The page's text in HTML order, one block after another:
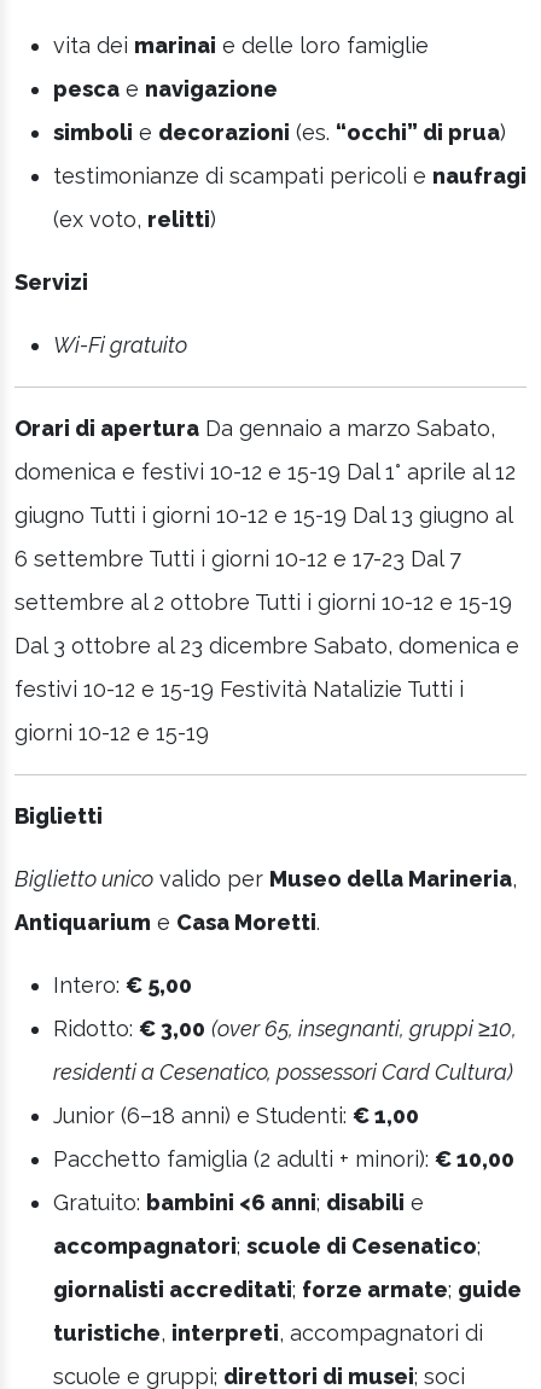
vita dei marinai e delle loro famiglie
pesca e navigazione
simboli e decorazioni (es. “occhi” di prua)
testimonianze di scampati pericoli e naufragi
(ex voto, relitti)
Servizi
Wi-Fi gratuito
Orari di apertura Da gennaio a marzo Sabato,
domenica e festivi 10-12 e 15-19 Dal 1° aprile al 12
giugno Tutti i giorni 10-12 e 15-19 Dal 13 giugno al
6 settembre Tutti i giorni 10-12 e 17-23 Dal 7
settembre al 2 ottobre Tutti i giorni 10-12 e 15-19
Dal 3 ottobre al 23 dicembre Sabato, domenica e
festivi 10-12 e 15-19 Festività Natalizie Tutti i
giorni 10-12 e 15-19
Biglietti
Biglietto unico valido per Museo della Marineria,
Antiquarium e Casa Moretti.
Intero: € 5,00
Ridotto: € 3,00 (over 65, insegnanti, gruppi ≥10,
residenti a Cesenatico, possessori Card Cultura)
Junior (6–18 anni) e Studenti: € 1,00
Pacchetto famiglia (2 adulti + minori): € 10,00
Gratuito: bambini <6 anni; disabili e
accompagnatori; scuole di Cesenatico;
giornalisti accreditati; forze armate; guide
turistiche, interpreti, accompagnatori di
scuole e gruppi; direttori di musei; soci